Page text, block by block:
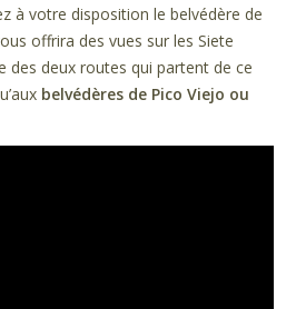
à votre disposition le belvédère de
offrira des vues sur les Siete
des deux routes qui partent de ce
belvédères de Pico Viejo ou